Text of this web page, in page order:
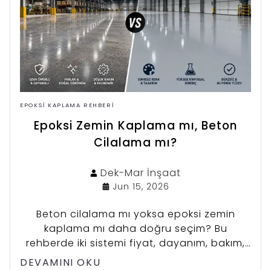
EPOKSI KAPLAMA REHBERI
Epoksi Zemin Kaplama mı, Beton
Cilalama mı?
Dek-Mar İnşaat
Jun 15, 2026
Beton cilalama mı yoksa epoksi zemin
kaplama mı daha doğru seçim? Bu
rehberde iki sistemi fiyat, dayanım, bakım,
görünüm ve kullanım alanlarına göre
DEVAMINI OKU